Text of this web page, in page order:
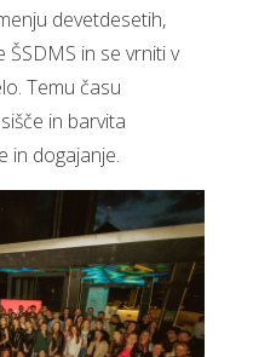
devetdesetih,
in se vrniti v
Temu času
in barvita
in dogajanje.